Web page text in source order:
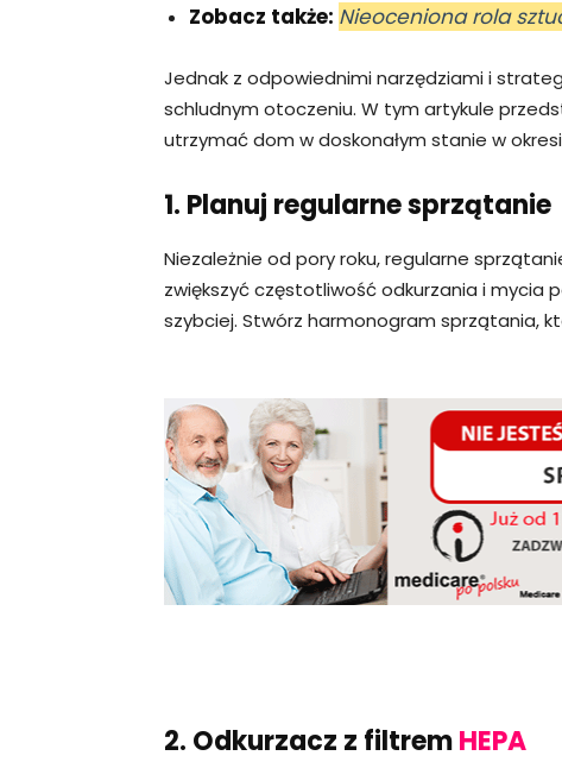
Zobacz także: Nieoceniona rola
Jednak z odpowiednimi narzędziami i
schludnym otoczeniu. W tym artykule
utrzymać dom w doskonałym stanie w
1. Planuj regularne sprzątanie
Niezależnie od pory roku, regularne
zwiększyć częstotliwość odkurzania i mycia
szybciej. Stwórz harmonogram sprzątania,
2. Odkurzacz z filtremHEPA